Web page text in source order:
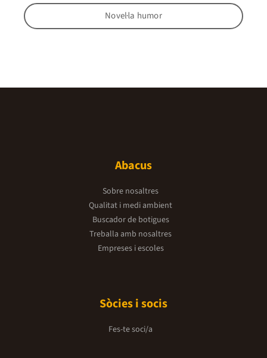
Novel·la humor
Abacus
Sobre nosaltres
Qualitat i medi ambient
Buscador de botigues
Treballa amb nosaltres
Empreses i escoles
Sòcies i socis
Fes-te soci/a